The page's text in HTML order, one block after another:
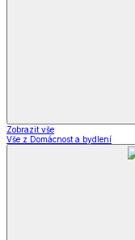
Zobrazit vše
Vše z Domácnost a bydlení